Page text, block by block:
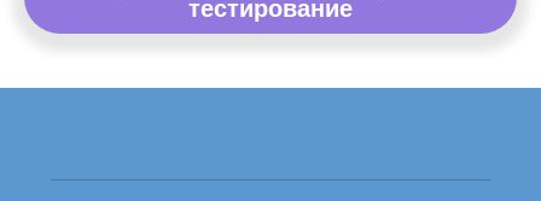
тестирование